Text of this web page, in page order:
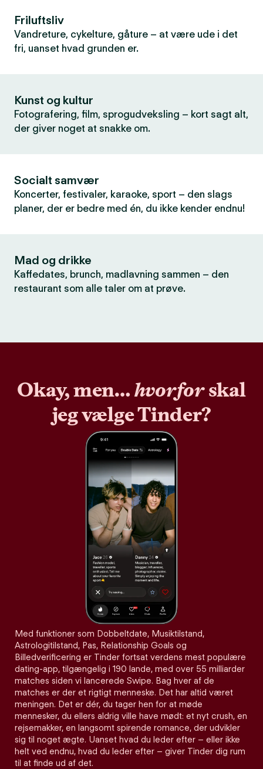
Friluftsliv
Vandreture, cykelture, gåture – at være ude i det
fri, uanset hvad grunden er.
Kunst og kultur
Fotografering, film, sprogudveksling – kort sagt alt,
der giver noget at snakke om.
Socialt samvær
Koncerter, festivaler, karaoke, sport – den slags
planer, der er bedre med én, du ikke kender endnu!
Mad og drikke
Kaffedates, brunch, madlavning sammen – den
restaurant som alle taler om at prøve.
Okay, men…hvorforskal
jeg vælge Tinder?
Med funktioner som Dobbeltdate, Musiktilstand,
Astrologitilstand, Pas, Relationship Goals og
Billedverificering er Tinder fortsat verdens mest populære
dating-app, tilgængelig i 190 lande, med over 55 milliarder
matches siden vi lancerede Swipe. Bag hver af de
matches er der et rigtigt menneske. Det har altid været
meningen. Det er dér, du tager hen for at møde
mennesker, du ellers aldrig ville have mødt: et nyt crush, en
rejsemakker, en langsomt spirende romance, der udvikler
sig til noget ægte. Uanset hvad du leder efter – eller ikke
helt ved endnu, hvad du leder efter – giver Tinder dig rum
til at finde ud af det.